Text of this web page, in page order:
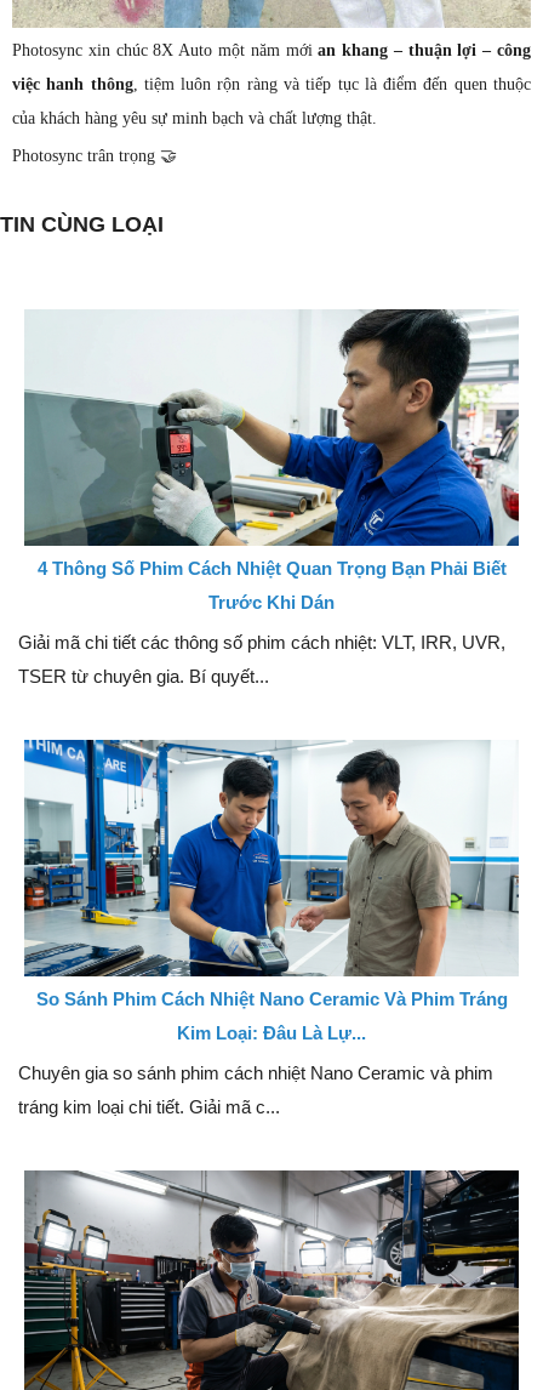
Photosync xin chúc 8X Auto một năm mớian khang – thuận lợi – công
việc hanh thông, tiệm luôn rộn ràng và tiếp tục là điểm đến quen thuộc
của khách hàng yêu sự minh bạch và chất lượng thật.
Photosync trân trọng 🤝
TIN CÙNG LOẠI
4 Thông Số Phim Cách Nhiệt Quan Trọng Bạn Phải Biết
Trước Khi Dán
Giải mã chi tiết các thông số phim cách nhiệt: VLT, IRR, UVR,
TSER từ chuyên gia. Bí quyết...
So Sánh Phim Cách Nhiệt Nano Ceramic Và Phim Tráng
Kim Loại: Đâu Là Lự...
Chuyên gia so sánh phim cách nhiệt Nano Ceramic và phim
tráng kim loại chi tiết. Giải mã c...